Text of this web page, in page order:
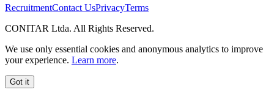
RecruitmentContact UsPrivacyTerms
CONITAR Ltda. All Rights Reserved.
We use only essential cookies and anonymous analytics to improve
your experience. Learn more.
Got it